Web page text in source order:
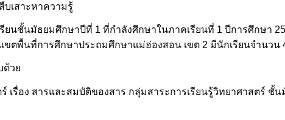
เสาะหาความรู้
นชั้นมัธยมศึกษาปีที่ 1 ที่กำลังศึกษาในภาคเรียนที่ 1 ปีการศึกษา
ขตพื้นที่การศึกษาประถมศึกษาแม่ฮ่องสอน เขต 2 มีนักเรียนจำนวน
ด้วย
เรื่อง สารและสมบัติของสาร กลุ่มสาระการเรียนรู้วิทยาศาสตร์ ชั้